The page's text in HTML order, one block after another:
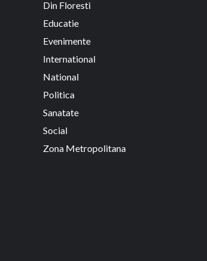
Din Floresti
Educatie
Evenimente
International
National
Politica
Sanatate
Social
Zona Metropolitana